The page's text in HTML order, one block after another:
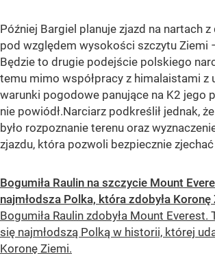
Później Bargiel planuje zjazd na nartach
pod względem wysokości szczytu Ziemi
Będzie to drugie podejście polskiego
temu mimo współpracy z himalaistami z
warunki pogodowe panujące na K2 jego
nie powiódł.Narciarz podkreślił jednak,
było rozpoznanie terenu oraz
zjazdu, która pozwoli bezpiecznie zjechać
Bogumiła Raulin na szczycie Mount
najmłodsza Polka, która zdobyła Koronę
Bogumiła Raulin zdobyła Mount Everest.
się najmłodszą Polką w historii, której
Koronę Ziemi.